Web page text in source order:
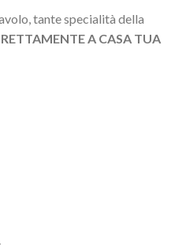
tante specialità della
A CASA TUA